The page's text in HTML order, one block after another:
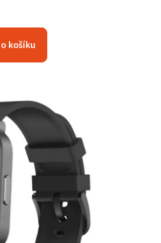
hodnocení
produktu
hvězdiček.
košíku